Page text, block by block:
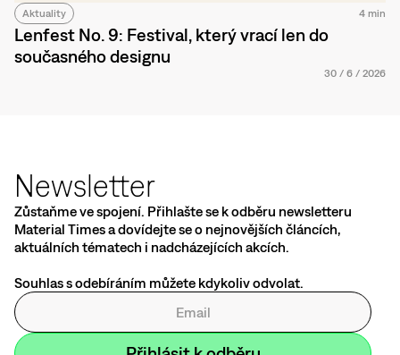
Aktuality 4 min
Lenfest No. 9: Festival, který vrací len do
současného designu
30 / 6 / 2026
Newsletter
Zůstaňme ve spojení. Přihlašte se k odběru newsletteru
Material Times a dovídejte se o nejnovějších článcích,
aktuálních tématech i nadcházejících akcích.
Souhlas s odebíráním můžete kdykoliv odvolat.